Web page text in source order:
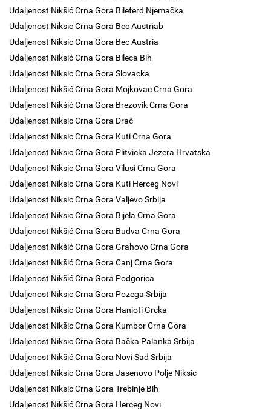
Udaljenost Nikšić Crna Gora Bileferd Njemačka
Udaljenost Niksic Crna Gora Bec Austriab
Udaljenost Niksic Crna Gora Bec Austria
Udaljenost Niksić Crna Gora Bileca Bih
Udaljenost Niksic Crna Gora Slovacka
Udaljenost Nikšić Crna Gora Mojkovac Crna Gora
Udaljenost Nikšić Crna Gora Brezovik Crna Gora
Udaljenost Niksic Crna Gora Drač
Udaljenost Niksic Crna Gora Kuti Crna Gora
Udaljenost Niksic Crna Gora Plitvicka Jezera Hrvatska
Udaljenost Niksic Crna Gora Vilusi Crna Gora
Udaljenost Niksic Crna Gora Kuti Herceg Novi
Udaljenost Niksic Crna Gora Valjevo Srbija
Udaljenost Niksic Crna Gora Bijela Crna Gora
Udaljenost Nikšić Crna Gora Budva Crna Gora
Udaljenost Nikšić Crna Gora Grahovo Crna Gora
Udaljenost Nikšić Crna Gora Canj Crna Gora
Udaljenost Nikšić Crna Gora Podgorica
Udaljenost Niksic Crna Gora Pozega Srbija
Udaljenost Niksic Crna Gora Hanioti Grcka
Udaljenost Nikšic Crna Gora Kumbor Crna Gora
Udaljenost Niksic Crna Gora Bačka Palanka Srbija
Udaljenost Nikšić Crna Gora Novi Sad Srbija
Udaljenost Niksic Crna Gora Jasenovo Polje Niksic
Udaljenost Niksic Crna Gora Trebinje Bih
Udaljenost Nikšić Crna Gora Herceg Novi